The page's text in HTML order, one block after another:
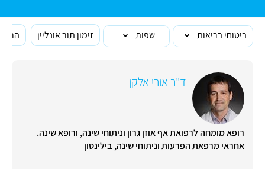
ביטוחי בריאות שפות זימון תור אונליין
ד"ר אורי אלקן
רופא מומחה לרפואת אף אוזן גרון וניתוחי שינה, ורופא שינה.
אחראי מרפאת הפרעות וניתוחי שינה, בילינסון